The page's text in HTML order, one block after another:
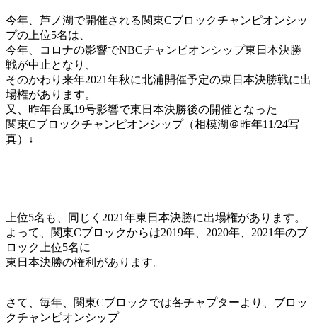
今年、芦ノ湖で開催される関東Cブロックチャンピオンシッ
プの上位5名は、
今年、コロナの影響でNBCチャンピオンシップ東日本決勝
戦が中止となり、
そのかわり来年2021年秋に北浦開催予定の東日本決勝戦に出
場権があります。
又、昨年台風19号影響で東日本決勝後の開催となった
関東Cブロックチャンピオンシップ（相模湖＠昨年11/24写
真）↓
上位5名も、同じく2021年東日本決勝に出場権があります。
よって、関東Cブロックからは2019年、2020年、2021年のブ
ロック上位5名に
東日本決勝の権利があります。
さて、毎年、関東Cブロックでは各チャプターより、ブロッ
クチャンピオンシップ